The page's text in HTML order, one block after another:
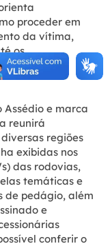
proceder em
da vítima,
os
quando
Assédio e marca
reunirá
regiões
exibidas nos
das rodovias,
temáticas e
de pedágio, além
e
conferir o